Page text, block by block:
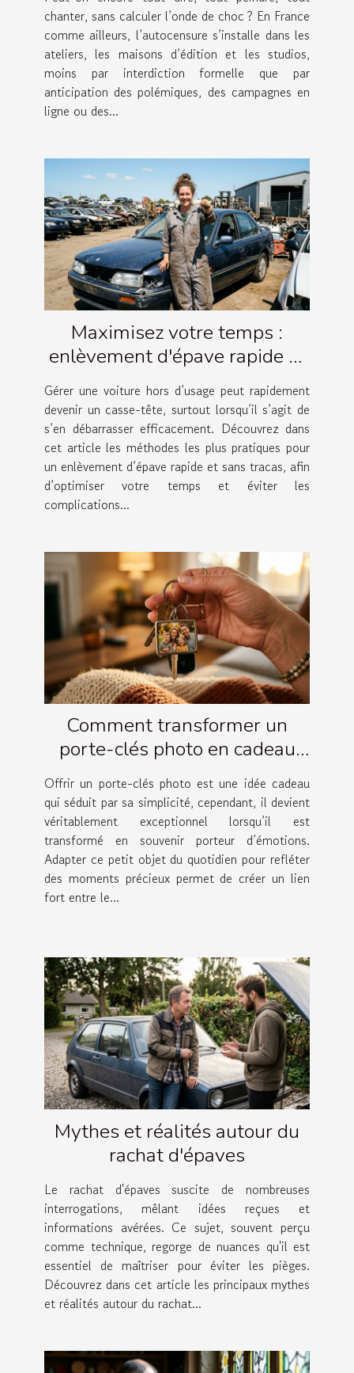
chanter, sans calculer l’onde de choc ? En France
comme ailleurs, l’autocensure s’installe dans les
ateliers, les maisons d’édition et les studios,
moins par interdiction formelle que par
anticipation des polémiques, des campagnes en
ligne ou des...
Maximisez votre temps :
enlèvement d'épave rapide et
simple
Gérer une voiture hors d’usage peut rapidement
devenir un casse-tête, surtout lorsqu’il s’agit de
s’en débarrasser efficacement. Découvrez dans
cet article les méthodes les plus pratiques pour
un enlèvement d’épave rapide et sans tracas, afin
d’optimiser votre temps et éviter les
complications...
Comment transformer un
porte-clés photo en cadeau
émotionnel ?
Offrir un porte-clés photo est une idée cadeau
qui séduit par sa simplicité, cependant, il devient
véritablement exceptionnel lorsqu’il est
transformé en souvenir porteur d’émotions.
Adapter ce petit objet du quotidien pour refléter
des moments précieux permet de créer un lien
fort entre le...
Mythes et réalités autour du
rachat d'épaves
Le rachat d'épaves suscite de nombreuses
interrogations, mêlant idées reçues et
informations avérées. Ce sujet, souvent perçu
comme technique, regorge de nuances qu'il est
essentiel de maîtriser pour éviter les pièges.
Découvrez dans cet article les principaux mythes
et réalités autour du rachat...